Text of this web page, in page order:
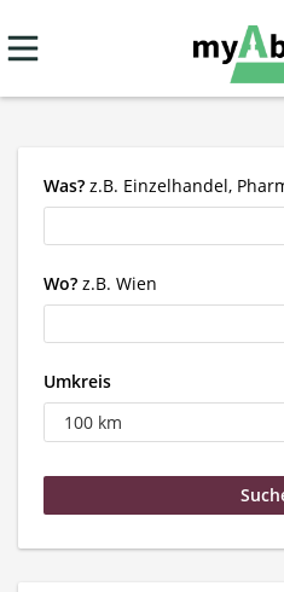
Was? z.B. Einzelhandel,
Wo? z.B. Wien
Umkreis